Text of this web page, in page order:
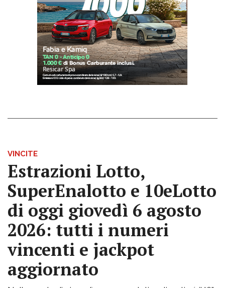
VINCITE
Estrazioni Lotto,
SuperEnalotto e 10eLotto
di oggi giovedì 6 agosto
2026: tutti i numeri
vincenti e jackpot
aggiornato